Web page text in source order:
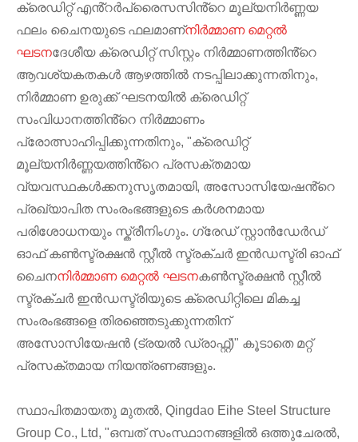
ക്രെഡിറ്റ് എൻ്റർപ്രൈസസിൻ്റെ മൂല്യനിർണ്ണയ
ഫലം ചൈനയുടെ ഫലമാണ്നിർമ്മാണ മെറ്റൽ
ഘടനദേശീയ ക്രെഡിറ്റ് സിസ്റ്റം നിർമ്മാണത്തിൻ്റെ
ആവശ്യകതകൾ ആഴത്തിൽ നടപ്പിലാക്കുന്നതിനും,
നിർമ്മാണ ഉരുക്ക് ഘടനയിൽ ക്രെഡിറ്റ്
സംവിധാനത്തിൻ്റെ നിർമ്മാണം
പ്രോത്സാഹിപ്പിക്കുന്നതിനും, "ക്രെഡിറ്റ്
മൂല്യനിർണ്ണയത്തിൻ്റെ പ്രസക്തമായ
വ്യവസ്ഥകൾക്കനുസൃതമായി, അസോസിയേഷൻ്റെ
പ്രഖ്യാപിത സംരംഭങ്ങളുടെ കർശനമായ
പരിശോധനയും സ്ക്രീനിംഗും. ഗ്രേഡ് സ്റ്റാൻഡേർഡ്
ഓഫ് കൺസ്ട്രക്ഷൻ സ്റ്റീൽ സ്ട്രക്ചർ ഇൻഡസ്ട്രി ഓഫ്
ചൈനനിർമ്മാണ മെറ്റൽ ഘടനകൺസ്ട്രക്ഷൻ സ്റ്റീൽ
സ്ട്രക്ചർ ഇൻഡസ്ട്രിയുടെ ക്രെഡിറ്റിലെ മികച്ച
സംരംഭങ്ങളെ തിരഞ്ഞെടുക്കുന്നതിന്
അസോസിയേഷൻ (ട്രയൽ ഡ്രാഫ്റ്റ്)" കൂടാതെ മറ്റ്
പ്രസക്തമായ നിയന്ത്രണങ്ങളും.
സ്ഥാപിതമായതു മുതൽ, Qingdao Eihe Steel Structure
Group Co., Ltd, "ഒമ്പത് സംസ്ഥാനങ്ങളിൽ ഒത്തുചേരൽ,